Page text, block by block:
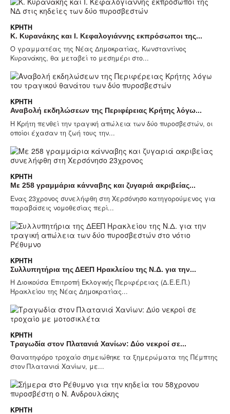
ΚΡΉΤΗ
Κ. Κυρανάκης και Ι. Κεφαλογιάννης εκπρόσωποι της...
Ο γραμματέας της Νέας Δημοκρατίας, Κωνσταντίνος
Κυρανάκης, θα μεταβεί το μεσημέρι στο...
ΚΡΉΤΗ
Αναβολή εκδηλώσεων της Περιφέρειας Κρήτης λόγω...
Η Κρήτη πενθεί την τραγική απώλεια των δύο πυροσβεστών, οι
οποίοι έχασαν τη ζωή τους την...
ΚΡΉΤΗ
Με 258 γραμμάρια κάνναβης και ζυγαριά ακριβείας...
Ενας 23χρονος συνελήφθη στη Χερσόνησο κατηγορούμενος για
παραβάσεις νομοθεσίας περί...
ΚΡΉΤΗ
Συλλυπητήρια της ΔΕΕΠ Ηρακλείου της Ν.Δ. για την...
Η Διοικούσα Επιτροπή Εκλογικής Περιφέρειας (Δ.Ε.Ε.Π.)
Ηρακλείου της Νέας Δημοκρατίας...
ΚΡΉΤΗ
Τραγωδία στον Πλατανιά Χανίων: Δύο νεκροί σε...
Θανατηφόρο τροχαίο σημειώθηκε τα ξημερώματα της Πέμπτης
στον Πλατανιά Χανίων, με...
ΚΡΉΤΗ